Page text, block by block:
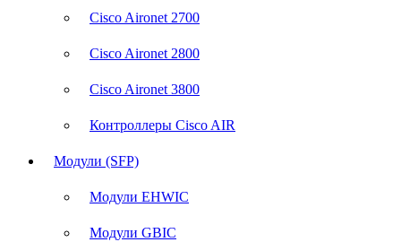
Cisco Aironet 2700
Cisco Aironet 2800
Cisco Aironet 3800
Контроллеры Cisco AIR
Модули (SFP)
Модули EHWIC
Модули GBIC